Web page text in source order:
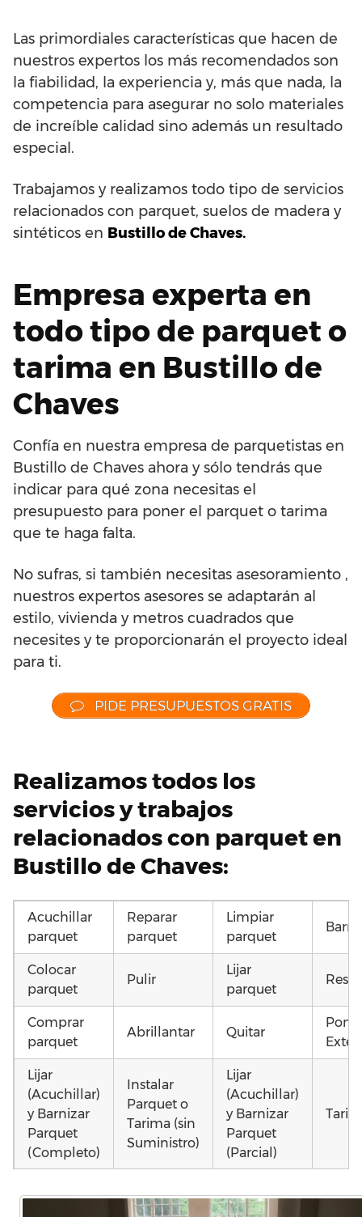
Las primordiales características que hacen de
nuestros expertos los más recomendados son
la fiabilidad, la experiencia y, más que nada, la
competencia para asegurar no solo materiales
de increíble calidad sino además un resultado
especial.
Trabajamos y realizamos todo tipo de servicios
relacionados con parquet, suelos de madera y
sintéticos en Bustillo de Chaves.
Empresa experta en
todo tipo de parquet o
tarima en Bustillo de
Chaves
Confía en nuestra empresa de parquetistas en
Bustillo de Chaves ahora y sólo tendrás que
indicar para qué zona necesitas el
presupuesto para poner el parquet o tarima
que te haga falta.
No sufras, si también necesitas asesoramiento ,
nuestros expertos asesores se adaptarán al
estilo, vivienda y metros cuadrados que
necesites y te proporcionarán el proyecto ideal
para ti.
PIDE PRESUPUESTOS GRATIS
Realizamos todos los
servicios y trabajos
relacionados con parquet en
Bustillo de Chaves:
Acuchillar
parquet
Reparar
parquet
Limpiar
parquet
Colocar
parquet
Pulir
Lijar
parquet
Comprar
parquet
Abrillantar Quitar
Lijar
(Acuchillar)
y Barnizar
Parquet
(Completo)
Instalar
Parquet o
Tarima (sin
Suministro)
Lijar
(Acuchillar)
y Barnizar
Parquet
(Parcial)
Colocar
Colocar
Poner